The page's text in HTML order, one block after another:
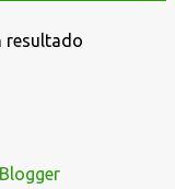
resultado